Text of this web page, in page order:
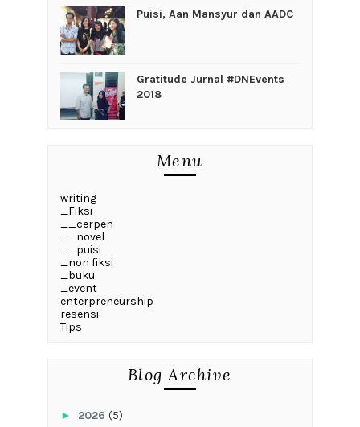
Puisi, Aan Mansyur dan AADC
Gratitude Jurnal #DNEvents
2018
Menu
writing
_Fiksi
__cerpen
__novel
__puisi
_non fiksi
_buku
_event
enterpreneurship
resensi
Tips
Blog Archive
► 2026 (5)